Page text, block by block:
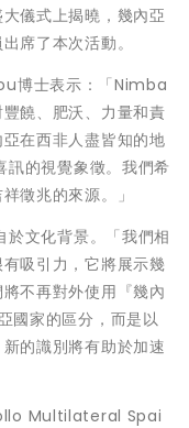
儀式上揭曉，幾內亞
席了本次活動。
博士表示：「Nimba
饒、肥沃、力量和責
在西非人盡皆知的地
的視覺象徵。我們希
徵兆的來源。」
文化背景。「我們相
吸引力，它將展示幾
不再對外使用『幾內
國家的區分，而是以
的識別將有助於加速
Multilateral Spai